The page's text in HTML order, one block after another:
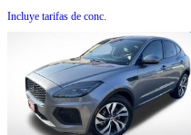
Incluye tarifas de conc.